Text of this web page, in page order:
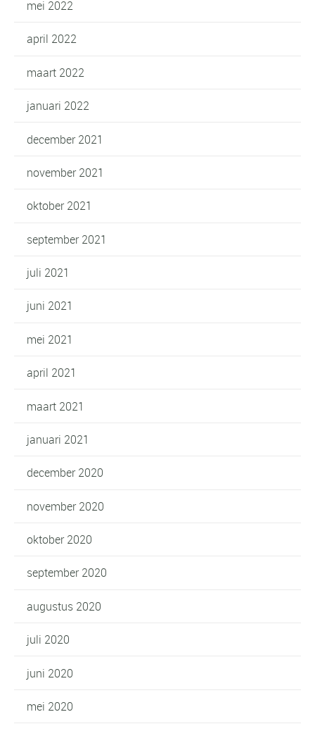
mei 2022
april 2022
maart 2022
januari 2022
december 2021
november 2021
oktober 2021
september 2021
juli 2021
juni 2021
mei 2021
april 2021
maart 2021
januari 2021
december 2020
november 2020
oktober 2020
september 2020
augustus 2020
juli 2020
juni 2020
mei 2020